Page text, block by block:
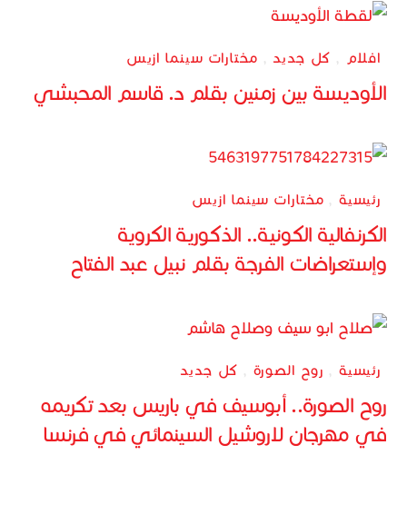
افلام , كل جديد , مختارات سينما ازيس
الأوديسة بين زمنين بقلم د. قاسم المحبشي
رئيسية , مختارات سينما ازيس
الكرنفالية الكونية.. الذكورية الكروية
وإستعراضات الفرجة بقلم نبيل عبد الفتاح
رئيسية , روح الصورة , كل جديد
روح الصورة.. أبوسيف في باريس بعد تكريمه
في مهرجان لاروشيل السينمائي في فرنسا